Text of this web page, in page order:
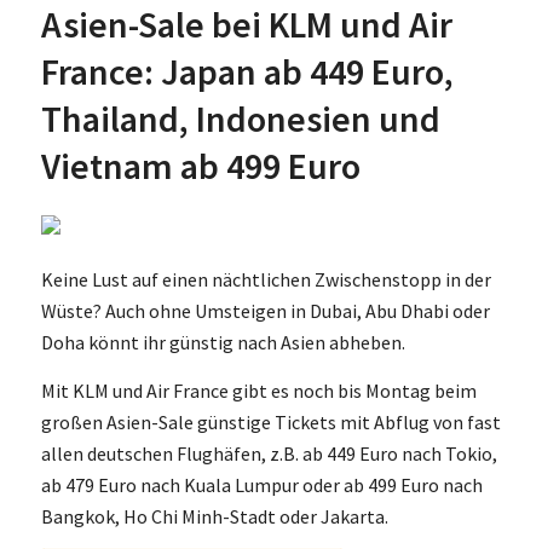
Asien-Sale bei KLM und Air
France: Japan ab 449 Euro,
Thailand, Indonesien und
Vietnam ab 499 Euro
Keine Lust auf einen nächtlichen Zwischenstopp in der
Wüste? Auch ohne Umsteigen in Dubai, Abu Dhabi oder
Doha könnt ihr günstig nach Asien abheben.
Mit KLM und Air France gibt es noch bis Montag beim
großen Asien-Sale günstige Tickets mit Abflug von fast
allen deutschen Flughäfen, z.B. ab 449 Euro nach Tokio,
ab 479 Euro nach Kuala Lumpur oder ab 499 Euro nach
Bangkok, Ho Chi Minh-Stadt oder Jakarta.